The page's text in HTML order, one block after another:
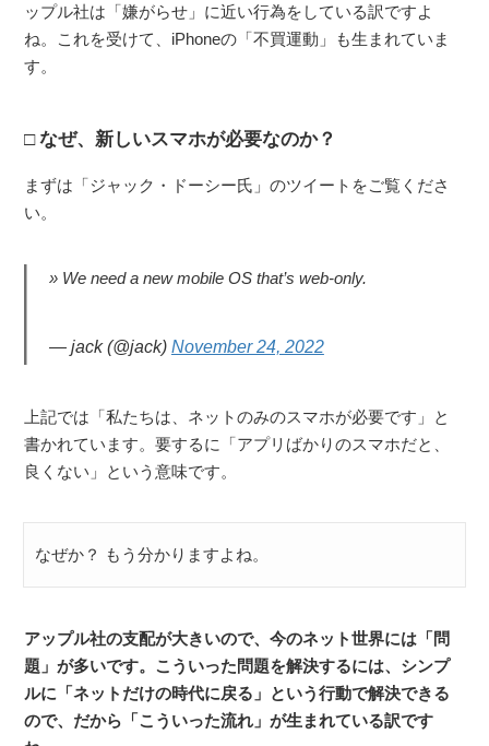
ップル社は「嫌がらせ」に近い行為をしている訳ですよ
ね。これを受けて、iPhoneの「不買運動」も生まれていま
す。
なぜ、新しいスマホが必要なのか？
まずは「ジャック・ドーシー氏」のツイートをご覧くださ
い。
We need a new mobile OS that’s web-only.
— jack (@jack) November 24, 2022
上記では「私たちは、ネットのみのスマホが必要です」と
書かれています。要するに「アプリばかりのスマホだと、
良くない」という意味です。
なぜか？ もう分かりますよね。
アップル社の支配が大きいので、今のネット世界には「問
題」が多いです。こういった問題を解決するには、シンプ
ルに「ネットだけの時代に戻る」という行動で解決できる
ので、だから「こういった流れ」が生まれている訳です